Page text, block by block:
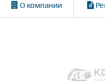
О компании